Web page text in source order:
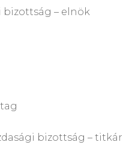
– elnök
bizottság – titkár